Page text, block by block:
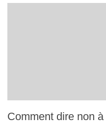
Comment dire non à